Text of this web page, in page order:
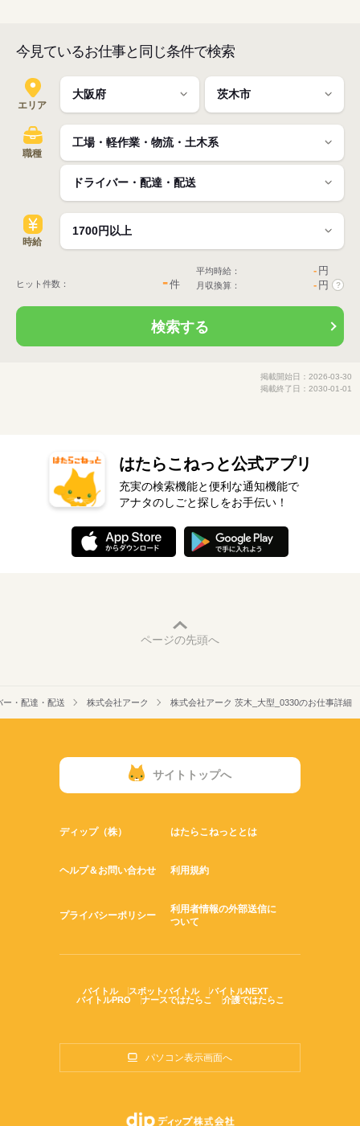
今見ているお仕事と同じ条件で検索
エリア
職種
時給
ヒット件数： -件
平均時給： - 円
月収換算： - 円 ?
検索する
掲載開始日：2026-03-30
掲載終了日：2030-01-01
はたらこねっと公式アプリ
充実の検索機能と便利な通知機能で
アナタのしごと探しをお手伝い！
ページの先頭へ
ー・配達・配送 株式会社アーク 株式会社アーク 茨木_大型_0330のお仕事詳細
サイトトップへ
ディップ（株） はたらこねっととは
ヘルプ＆お問い合わせ 利用規約
プライバシーポリシー
利用者情報の外部送信に
ついて
バイトル スポットバイトル
バイトルNEXT
バイトルPRO
ナースではたらこ 介護ではたらこ
パソコン表示画面へ